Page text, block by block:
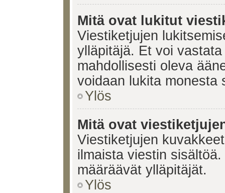
Mitä ovat lukitut
Viestiketjujen
ylläpitäjä. Et voi
mahdollisesti oleva
voidaan lukita monesta
Ylös
Mitä ovat
Viestiketjujen
ilmaista viestin
määräävät ylläpitäjät.
Ylös